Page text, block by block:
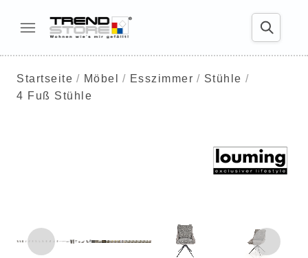
Startseite Möbel Esszimmer
Stühle
4 Fuß Stühle